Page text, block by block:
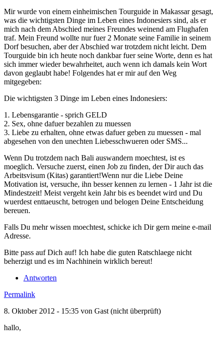
Mir wurde von einem einheimischen Tourguide in Makassar gesagt,
was die wichtigsten Dinge im Leben eines Indonesiers sind, als er
mich nach dem Abschied meines Freundes weinend am Flughafen
traf. Mein Freund wollte nur fuer 2 Monate seine Familie in seinem
Dorf besuchen, aber der Abschied war trotzdem nicht leicht. Dem
Tourguide bin ich heute noch dankbar fuer seine Worte, denn es hat
sich immer wieder bewahrheitet, auch wenn ich damals kein Wort
davon geglaubt habe! Folgendes hat er mir auf den Weg
mitgegeben:
Die wichtigsten 3 Dinge im Leben eines Indonesiers:
1. Lebensgarantie - sprich GELD
2. Sex, ohne dafuer bezahlen zu muessen
3. Liebe zu erhalten, ohne etwas dafuer geben zu muessen - mal
abgesehen von den unechten Liebesschwueren oder SMS...
Wenn Du trotzdem nach Bali auswandern moechtest, ist es
moeglich. Versuche zuerst, einen Job zu finden, der Dir auch das
Arbeitsvisum (Kitas) garantiert!Wenn nur die Liebe Deine
Motivation ist, versuche, ihn besser kennen zu lernen - 1 Jahr ist die
Mindestzeit! Meist vergeht kein Jahr bis es beendet wird und Du
wuerdest enttaeuscht, betrogen und belogen Deine Entscheidung
bereuen.
Falls Du mehr wissen moechtest, schicke ich Dir gern meine e-mail
Adresse.
Bitte pass auf Dich auf! Ich habe die guten Ratschlaege nicht
beherzigt und es im Nachhinein wirklich bereut!
Antworten
Permalink
8. Oktober 2012 - 15:35 von Gast (nicht überprüft)
hallo,